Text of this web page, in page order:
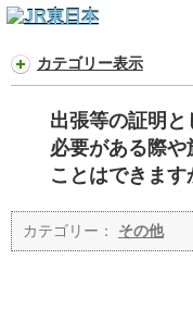
カテゴリー表示
出張等の証明
必要がある際や
ことはできます
カテゴリー： その他